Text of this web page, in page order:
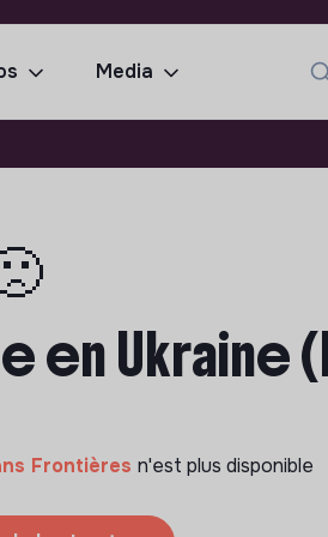
Media
en Ukraine
Frontières n'est plus disponible